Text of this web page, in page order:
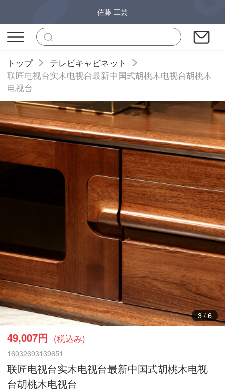
佐藤 工芸
トップ
テレビキャビネット
联匠电视台实木电视台最新中国式胡桃木电视台胡桃木
电视台
4/6
49,007円 (税込み)
16032693139651
联匠电视台实木电视台最新中国式胡桃木电视
台胡桃木电视台